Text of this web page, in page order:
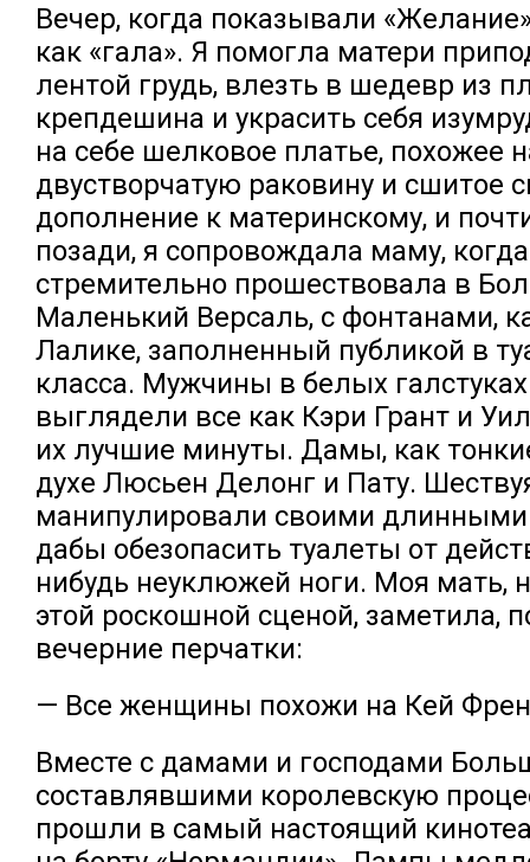
Вечер, когда показывали
как «гала». Я помогла матери
лентой грудь, влезть в шедевр из
крепдешина и украсить себя
на себе шелковое платье, похожее
двустворчатую раковину и сшитое
дополнение к материнскому, и
позади, я сопровождала маму,
стремительно прошествовала в
Маленький Версаль, с фонтанами,
Лалике, заполненный публикой в
класса. Мужчины в белых
выглядели все как Кэри Грант и
их лучшие минуты. Дамы, как
духе Люсьен Делонг и Пату.
манипулировали своими
дабы обезопасить туалеты от
нибудь неуклюжей ноги. Моя мать,
этой роскошной сценой, заметила,
вечерние перчатки:
— Все женщины похожи на Кей
Вместе с дамами и господами
составлявшими королевскую
прошли в самый настоящий